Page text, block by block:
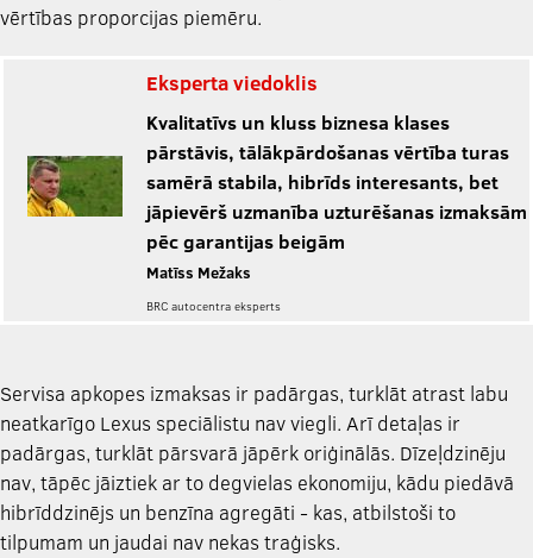
vērtības proporcijas piemēru.
Eksperta viedoklis
Kvalitatīvs un kluss biznesa klases
pārstāvis, tālākpārdošanas vērtība turas
samērā stabila, hibrīds interesants, bet
jāpievērš uzmanība uzturēšanas izmaksām
pēc garantijas beigām
Matīss Mežaks
BRC autocentra eksperts
Servisa apkopes izmaksas ir padārgas, turklāt atrast labu
neatkarīgo Lexus speciālistu nav viegli. Arī detaļas ir
padārgas, turklāt pārsvarā jāpērk oriģinālās. Dīzeļdzinēju
nav, tāpēc jāiztiek ar to degvielas ekonomiju, kādu piedāvā
hibrīddzinējs un benzīna agregāti - kas, atbilstoši to
tilpumam un jaudai nav nekas traģisks.